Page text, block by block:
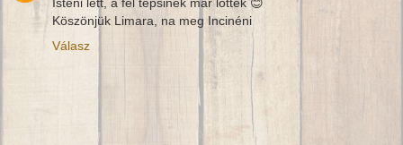
Isteni lett, a fél tepsinek már lőttek 😊
Köszönjük Limara, na meg Incinéni
Válasz